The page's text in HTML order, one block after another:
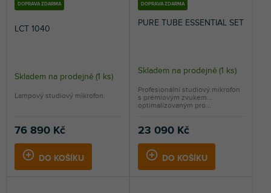
DOPRAVA ZDARMA
LCT 1040
Skladem na prodejně (1 ks)
76 890 Kč
DO KOŠÍKU
Lampový studiový mikrofon.
DOPRAVA ZDARMA
PURE TUBE ESSENTIAL SET
Skladem na prodejně (1 ks)
23 090 Kč
DO KOŠÍKU
Profesionální studiový mikrofon
s prémiovým zvukem
optimalizovaným pro...